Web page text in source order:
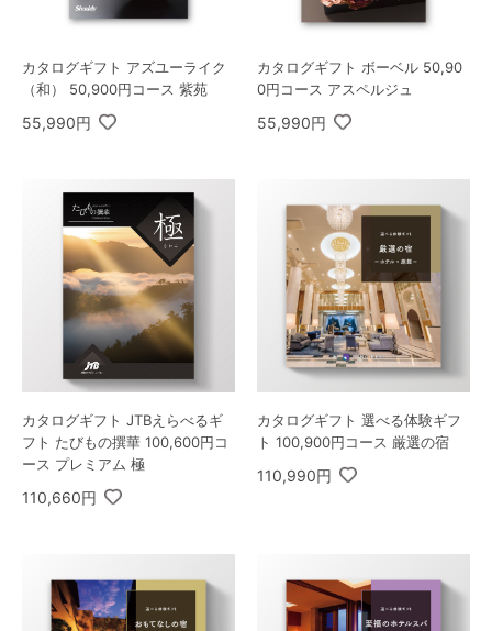
カタログギフト アズユーライク
（和） 50,900円コース 紫苑
55,990円
カタログギフト ボーベル 50,90
0円コース アスペルジュ
55,990円
カタログギフト JTBえらべるギ
フト たびもの撰華 100,600円コ
ース プレミアム 極
110,660円
カタログギフト 選べる体験ギフ
ト 100,900円コース 厳選の宿
110,990円